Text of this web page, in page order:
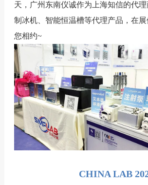
天，广州东南仪诚作为上海知信的代
制冰机、智能恒温槽等代理产品，在
您相约~
CHINA LAB